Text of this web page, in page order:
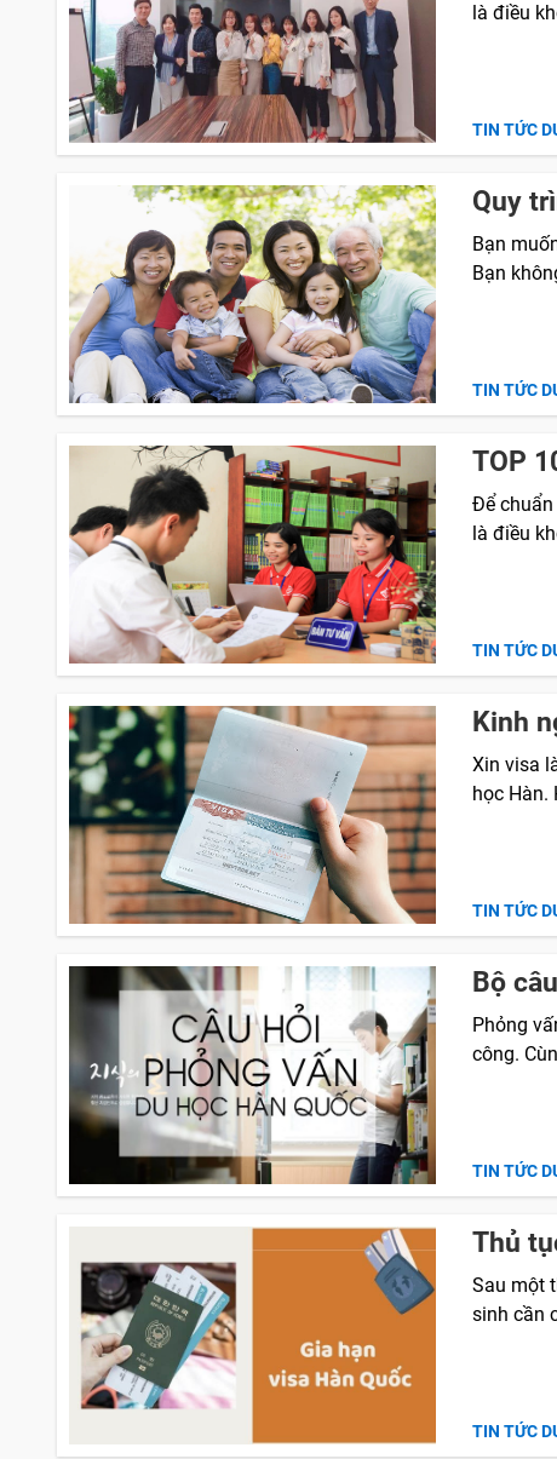
là điều
TIN TỨC
Quy
Bạn
Bạn
TIN TỨC
TOP
Để
là điều
TIN TỨC
Kinh
Xin visa
học Hàn.
TIN TỨC
Bộ
Phỏng
công.
TIN TỨC
Thủ
Sau một
sinh cần
TIN TỨC